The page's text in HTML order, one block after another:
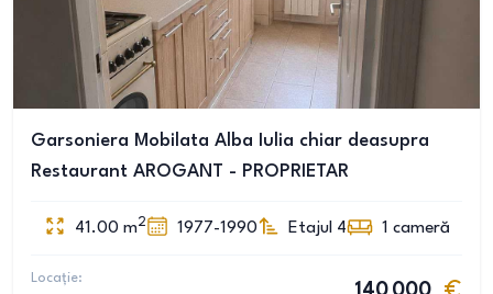
Garsoniera Mobilata Alba Iulia chiar deasupra
Restaurant AROGANT - PROPRIETAR
41.00 m2 1977-1990 Etajul 4 1 cameră
Locație: